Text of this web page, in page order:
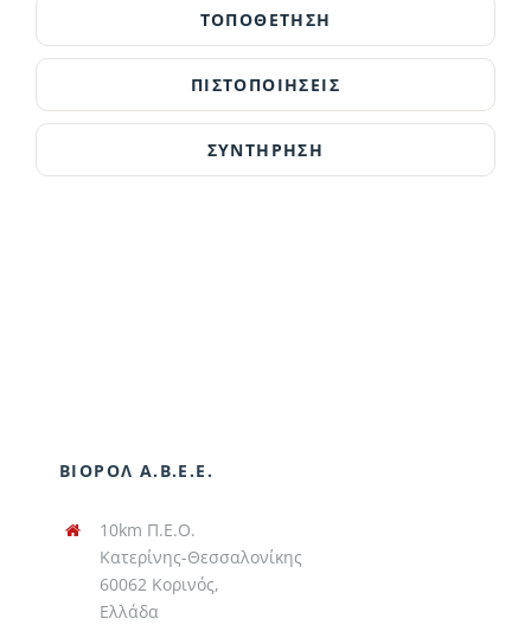
ΤΟΠΟΘΕΤΗΣΗ
ΠΙΣΤΟΠΟΙΗΣΕΙΣ
ΣΥΝΤΗΡΗΣΗ
ΒΙΟΡΟΛ Α.Β.Ε.Ε.
10km Π.Ε.Ο.
Κατερίνης-Θεσσαλονίκης
60062 Κορινός,
Ελλάδα